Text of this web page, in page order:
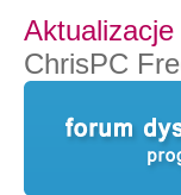
ChrisPC